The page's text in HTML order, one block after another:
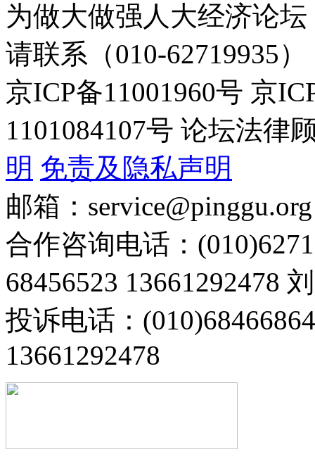
为做大做强人大经济论
请联系（010-62719935）
京ICP备11001960号 京
1101084107号 论坛法律
明 免责及隐私声明
邮箱：service@pinggu.org
合作咨询电话：
68456523 13661292478
投诉电话：
13661292478